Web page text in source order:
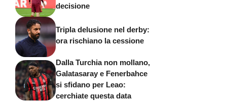
decisione
Tripla delusione nel derby:
ora rischiano la cessione
Dalla Turchia non mollano,
Galatasaray e Fenerbahce
si sfidano per Leao:
cerchiate questa data